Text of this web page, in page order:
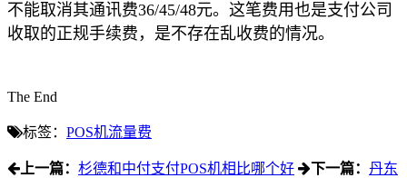
不能取消其通讯费36/45/48元。这笔费用也是支付公司
收取的正规手续费，是不存在乱收费的情况。
The End
标签： POS机流量费
上一篇： 杉德和中付支付POS机相比哪个好 下一篇： 丹东